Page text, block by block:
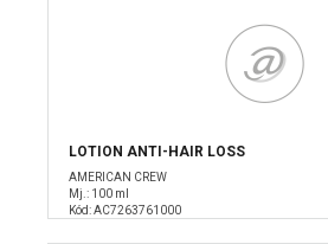
LOTION ANTI-HAIR LOSS
AMERICAN CREW
Mj.: 100 ml
Kód: AC7263761000